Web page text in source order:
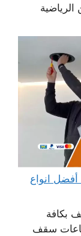
الرياضية
فني سماعات سقف بلوتوث 66780530 أفضل انواع
بكافة
سقف